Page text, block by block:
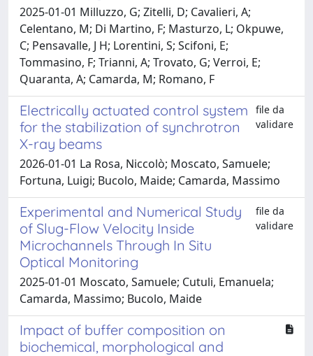
2025-01-01 Milluzzo, G; Zitelli, D; Cavalieri, A;
Celentano, M; Di Martino, F; Masturzo, L; Okpuwe,
C; Pensavalle, J H; Lorentini, S; Scifoni, E;
Tommasino, F; Trianni, A; Trovato, G; Verroi, E;
Quaranta, A; Camarda, M; Romano, F
Electrically actuated control system
for the stabilization of synchrotron
X-ray beams
file da
validare
2026-01-01 La Rosa, Niccolò; Moscato, Samuele;
Fortuna, Luigi; Bucolo, Maide; Camarda, Massimo
Experimental and Numerical Study
of Slug-Flow Velocity Inside
Microchannels Through In Situ
Optical Monitoring
file da
validare
2025-01-01 Moscato, Samuele; Cutuli, Emanuela;
Camarda, Massimo; Bucolo, Maide
Impact of buffer composition on
biochemical, morphological and